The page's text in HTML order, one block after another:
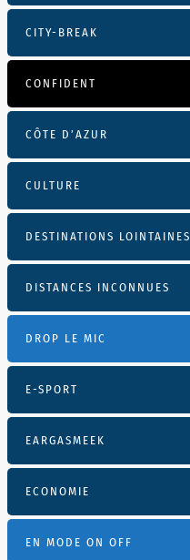
CITY-BREAK
CONFIDENT
CÔTE D’AZUR
CULTURE
DESTINATIONS LOINTAINES
DISTANCES INCONNUES
DROP LE MIC
E-SPORT
EARGASMEEK
ECONOMIE
EN MODE ON OFF